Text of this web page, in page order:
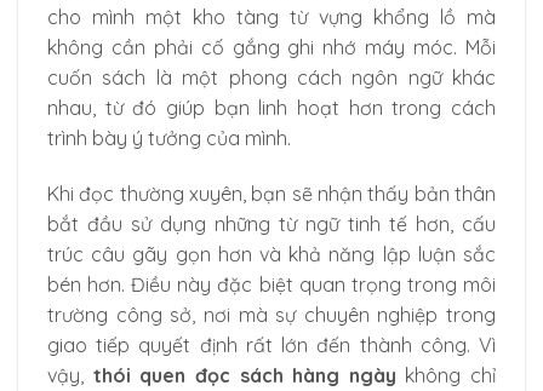
cho mình một kho tàng từ vựng khổng lồ mà
không cần phải cố gắng ghi nhớ máy móc. Mỗi
cuốn sách là một phong cách ngôn ngữ khác
nhau, từ đó giúp bạn linh hoạt hơn trong cách
trình bày ý tưởng của mình.
Khi đọc thường xuyên, bạn sẽ nhận thấy bản thân
bắt đầu sử dụng những từ ngữ tinh tế hơn, cấu
trúc câu gãy gọn hơn và khả năng lập luận sắc
bén hơn. Điều này đặc biệt quan trọng trong môi
trường công sở, nơi mà sự chuyên nghiệp trong
giao tiếp quyết định rất lớn đến thành công. Vì
vậy, thói quen đọc sách hàng ngày không chỉ